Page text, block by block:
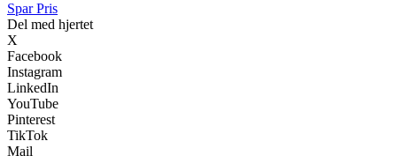
Spar Pris
Del med hjertet
X
Facebook
Instagram
LinkedIn
YouTube
Pinterest
TikTok
Mail